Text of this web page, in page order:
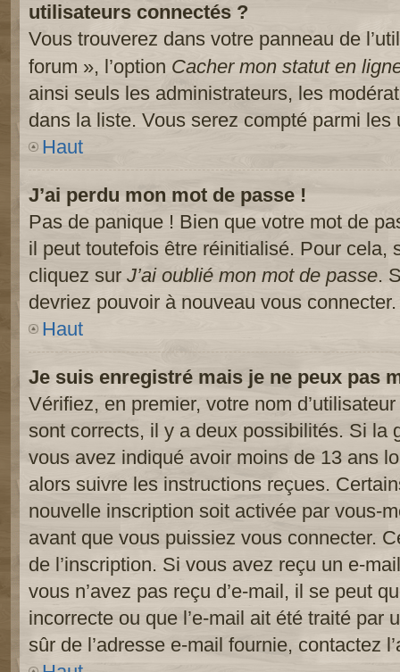
utilisateurs connectés ?
Vous trouverez dans votre panneau de
forum », l’option Cacher mon statut en
ainsi seuls les administrateurs, les
dans la liste. Vous serez compté parmi
Haut
J’ai perdu mon mot de passe !
Pas de panique ! Bien que votre mot de
il peut toutefois être réinitialisé. Pour cela,
cliquez sur J’ai oublié mon mot de passe.
devriez pouvoir à nouveau vous connecter.
Haut
Je suis enregistré mais je ne peux pas
Vérifiez, en premier, votre nom
sont corrects, il y a deux possibilités. Si la
vous avez indiqué avoir moins de 13 ans
alors suivre les instructions reçues.
nouvelle inscription soit activée par vous-
avant que vous puissiez vous connecter.
de l’inscription. Si vous avez reçu un e-
vous n’avez pas reçu d’e-mail, il se peut
incorrecte ou que l’e-mail ait été traité par
sûr de l’adresse e-mail fournie, contactez